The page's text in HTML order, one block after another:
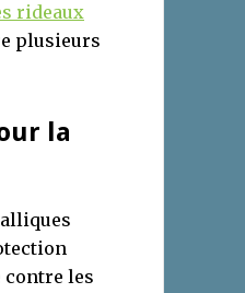
rideaux
plusieurs
la
les